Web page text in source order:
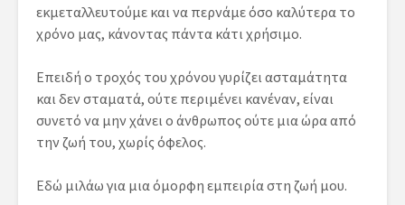
εκμεταλλευτούμε και να περνάμε όσο καλύτερα το
χρόνο μας, κάνοντας πάντα κάτι χρήσιμο.
Επειδή ο τροχός του χρόνου γυρίζει ασταμάτητα
και δεν σταματά, ούτε περιμένει κανέναν, είναι
συνετό να μην χάνει ο άνθρωπος ούτε μια ώρα από
την ζωή του, χωρίς όφελος.
Εδώ μιλάω για μια όμορφη εμπειρία στη ζωή μου.